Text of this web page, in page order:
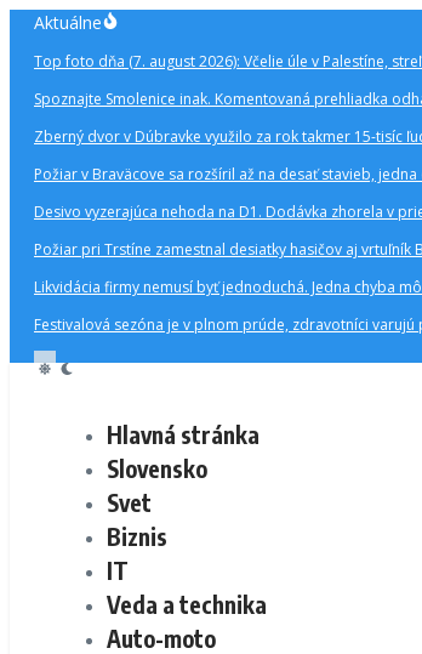
Preskočiť
obsah
Aktuálne
Top foto dňa (7. august 2026): Včelie úle v Palestíne,
Spoznajte Smolenice inak. Komentovaná prehliadka
Zberný dvor v Dúbravke využilo za rok takmer 15-tisíc
Požiar v Braväcove sa rozšíril až na desať stavieb,
Desivo vyzerajúca nehoda na D1. Dodávka zhorela v
Požiar pri Trstíne zamestnal desiatky hasičov aj vrtuľník
Likvidácia firmy nemusí byť jednoduchá. Jedna chyba
Festivalová sezóna je v plnom prúde, zdravotníci
Hlavná stránka
Slovensko
Svet
Biznis
IT
Veda a technika
Auto-moto